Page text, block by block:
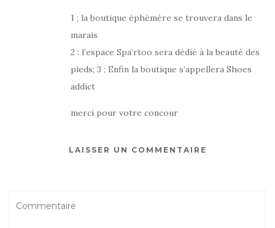
1 ; la boutique éphémère se trouvera dans le
marais
2 : l’espace Spa’rtoo sera dédié à la beauté des
pieds; 3 ; Enfin la boutique s’appellera Shoes
addict
merci pour votre concour
LAISSER UN COMMENTAIRE